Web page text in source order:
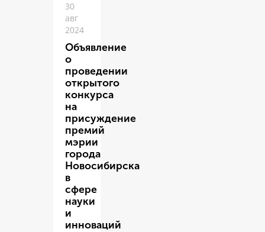
30
авг
2024
Объявление
о
проведении
открытого
конкурса
на
присуждение
премий
мэрии
города
Новосибирска
в
сфере
науки
и
инноваций